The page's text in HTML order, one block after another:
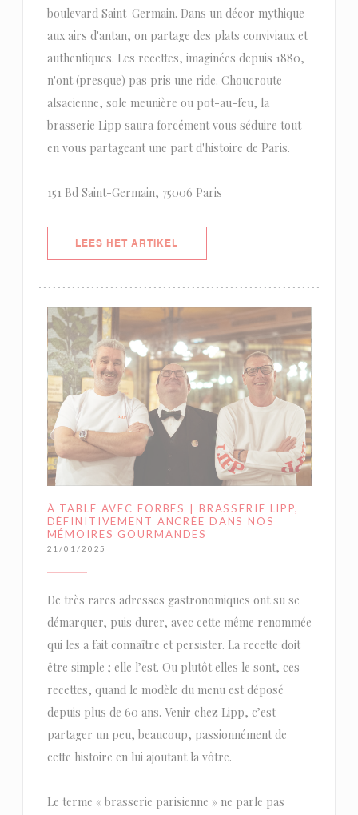
boulevard Saint-Germain. Dans un décor mythique
aux airs d'antan, on partage des plats conviviaux et
authentiques. Les recettes, imaginées depuis 1880,
n'ont (presque) pas pris une ride. Choucroute
alsacienne, sole meunière ou pot-au-feu, la
brasserie Lipp saura forcément vous séduire tout
en vous partageant une part d'histoire de Paris.
151 Bd Saint-Germain, 75006 Paris
LEES HET ARTIKEL
À TABLE AVEC FORBES | BRASSERIE LIPP,
DÉFINITIVEMENT ANCRÉE DANS NOS
MÉMOIRES GOURMANDES
21/01/2025
De très rares adresses gastronomiques ont su se
démarquer, puis durer, avec cette même renommée
qui les a fait connaître et persister. La recette doit
être simple ; elle l’est. Ou plutôt elles le sont, ces
recettes, quand le modèle du menu est déposé
depuis plus de 60 ans. Venir chez Lipp, c’est
partager un peu, beaucoup, passionnément de
cette histoire en lui ajoutant la vôtre.
Le terme « brasserie parisienne » ne parle pas